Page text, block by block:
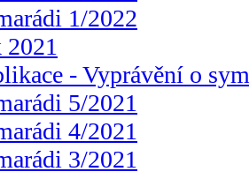
1/2022
2021
- Vyprávění o
5/2021
4/2021
3/2021